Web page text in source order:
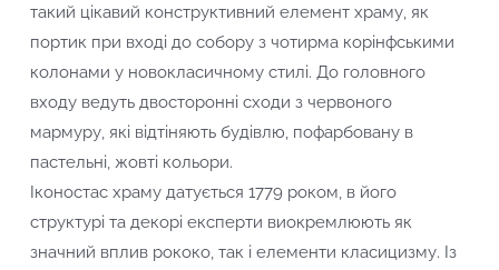
такий цікавий конструктивний елемент храму, як
портик при вході до собору з чотирма корінфськими
колонами у новокласичному стилі. До головного
входу ведуть двосторонні сходи з червоного
мармуру, які відтіняють будівлю, пофарбовану в
пастельні, жовті кольори.
Іконостас храму датується 1779 роком, в його
структурі та декорі експерти виокремлюють як
значний вплив рококо, так і елементи класицизму. Із